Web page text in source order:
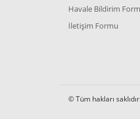
Havale Bildirim
İletişim Formu
© Tüm hakları